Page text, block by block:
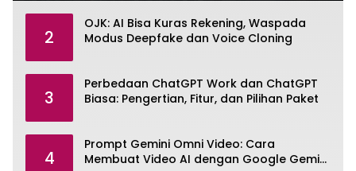
2
OJK: AI Bisa Kuras Rekening, Waspada
Modus Deepfake dan Voice Cloning
3
Perbedaan ChatGPT Work dan ChatGPT
Biasa: Pengertian, Fitur, dan Pilihan Paket
4
Prompt Gemini Omni Video: Cara
Membuat Video AI dengan Google Gemini